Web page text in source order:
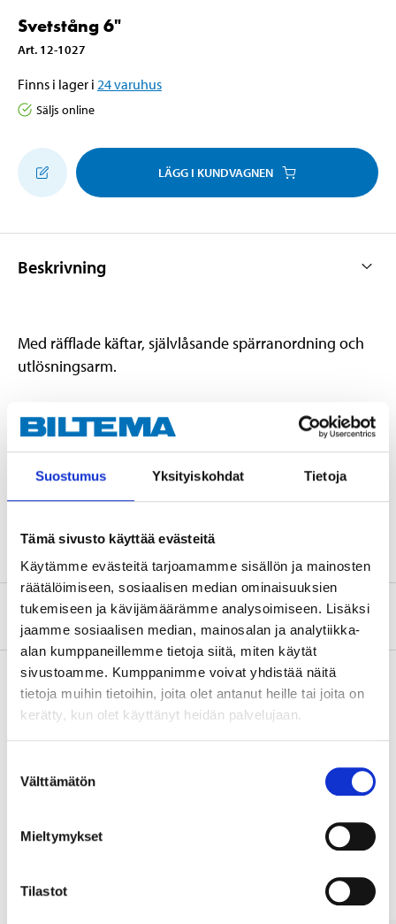
Suostumus Yksityiskohdat Tietoja
Tämä sivusto käyttää evästeitä
Käytämme evästeitä tarjoamamme sisällön ja mainosten
räätälöimiseen, sosiaalisen median ominaisuuksien
tukemiseen ja kävijämäärämme analysoimiseen. Lisäksi
jaamme sosiaalisen median, mainosalan ja analytiikka-
alan kumppaneillemme tietoja siitä, miten käytät
sivustoamme. Kumppanimme voivat yhdistää näitä
tietoja muihin tietoihin, joita olet antanut heille tai joita on
kerätty, kun olet käyttänyt heidän palvelujaan.
valinta
Välttämätön
Mieltymykset
Tilastot
Svetstång 6"
Art. 12-1027
Finns i lager i 24varuhus
Säljs online
LÄGG I KUNDVAGNEN
Beskrivning
Med räfflade käftar, självlåsande spärranordning och
utlösningsarm.
Teknisk specifikation
Längd
150 mm
Om tillverkaren
Köp & Hämta
Andra kunder köpte också